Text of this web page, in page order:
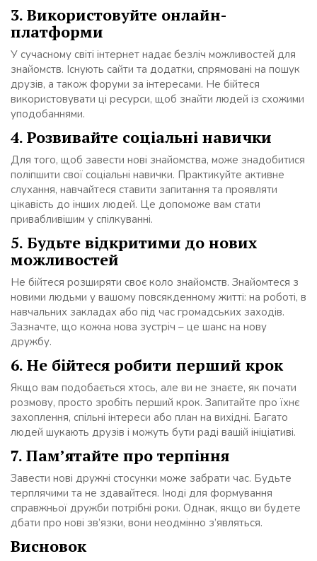
3. Використовуйте онлайн-
платформи
У сучасному світі інтернет надає безліч можливостей для
знайомств. Існують сайти та додатки, спрямовані на пошук
друзів, а також форуми за інтересами. Не бійтеся
використовувати ці ресурси, щоб знайти людей із схожими
уподобаннями.
4. Розвивайте соціальні навички
Для того, щоб завести нові знайомства, може знадобитися
поліпшити свої соціальні навички. Практикуйте активне
слухання, навчайтеся ставити запитання та проявляти
цікавість до інших людей. Це допоможе вам стати
привабливішим у спілкуванні.
5. Будьте відкритими до нових
можливостей
Не бійтеся розширяти своє коло знайомств. Знайомтеся з
новими людьми у вашому повсякденному житті: на роботі, в
навчальних закладах або під час громадських заходів.
Зазначте, що кожна нова зустріч – це шанс на нову
дружбу.
6. Не бійтеся робити перший крок
Якщо вам подобається хтось, але ви не знаєте, як почати
розмову, просто зробіть перший крок. Запитайте про їхнє
захоплення, спільні інтереси або план на вихідні. Багато
людей шукають друзів і можуть бути раді вашій ініціативі.
7. Пам’ятайте про терпіння
Завести нові дружні стосунки може забрати час. Будьте
терплячими та не здавайтеся. Іноді для формування
справжньої дружби потрібні роки. Однак, якщо ви будете
дбати про нові зв’язки, вони неодмінно з’являться.
Висновок